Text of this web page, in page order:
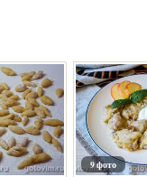
9 фото